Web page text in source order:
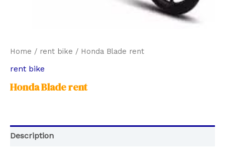
Home / rent bike / Honda Blade rent
rent bike
Honda Blade rent
Description